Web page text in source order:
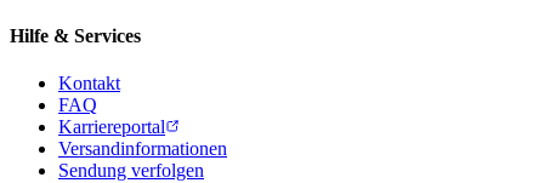
Hilfe & Services
Kontakt
FAQ
Karriereportal
Versandinformationen
Sendung verfolgen